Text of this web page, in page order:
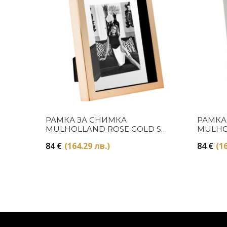
Купи
РАМКА ЗА СНИМКА
MULHOLLAND ROSE GOLD S
84€ (164.29 лв.) 84€